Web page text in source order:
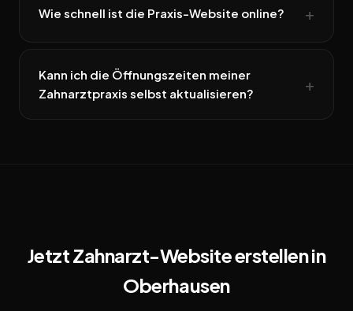
Wie schnell ist die Praxis-Website online?
Kann ich die Öffnungszeiten meiner
Zahnarztpraxis selbst aktualisieren?
Jetzt Zahnarzt-Website erstellen in
Oberhausen